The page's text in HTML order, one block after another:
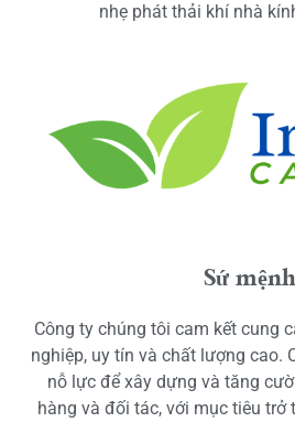
nhẹ phát thải khí nhà
Sứ mệnh
Công ty chúng tôi cam kết cung
nghiệp, uy tín và chất lượng cao.
nỗ lực để xây dựng và tăng
hàng và đối tác, với mục tiêu